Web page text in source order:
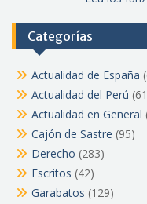
Categorías
Actualidad de España
Actualidad del Perú
Actualidad en General
Cajón de Sastre (95)
Derecho (283)
Escritos (42)
Garabatos (129)